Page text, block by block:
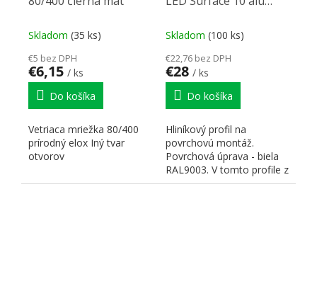
Skladom (35 ks)
€5 bez DPH
€6,15 / ks
Do košíka
Vetriaca mriežka 80/400
prírodný elox Iný tvar
otvorov
Skladom (100 ks)
€22,76 bez DPH
€28 / ks
Do košíka
Hliníkový profil na
povrchovú montáž.
Povrchová úprava - biela
RAL9003. V tomto profile z
dôvodu lakovania nie je...